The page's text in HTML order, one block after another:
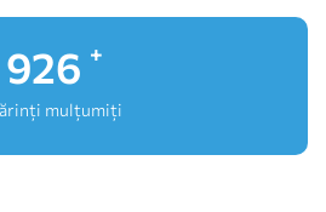
1,000
mulțumiți